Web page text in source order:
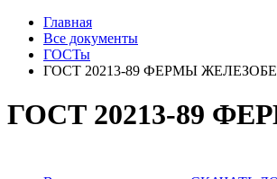
Главная
Все документы
ГОСТы
ГОСТ 20213-89 ФЕРМЫ
ГОСТ 20213-89